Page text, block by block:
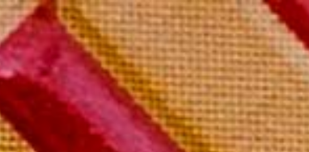
Mon compte Contact